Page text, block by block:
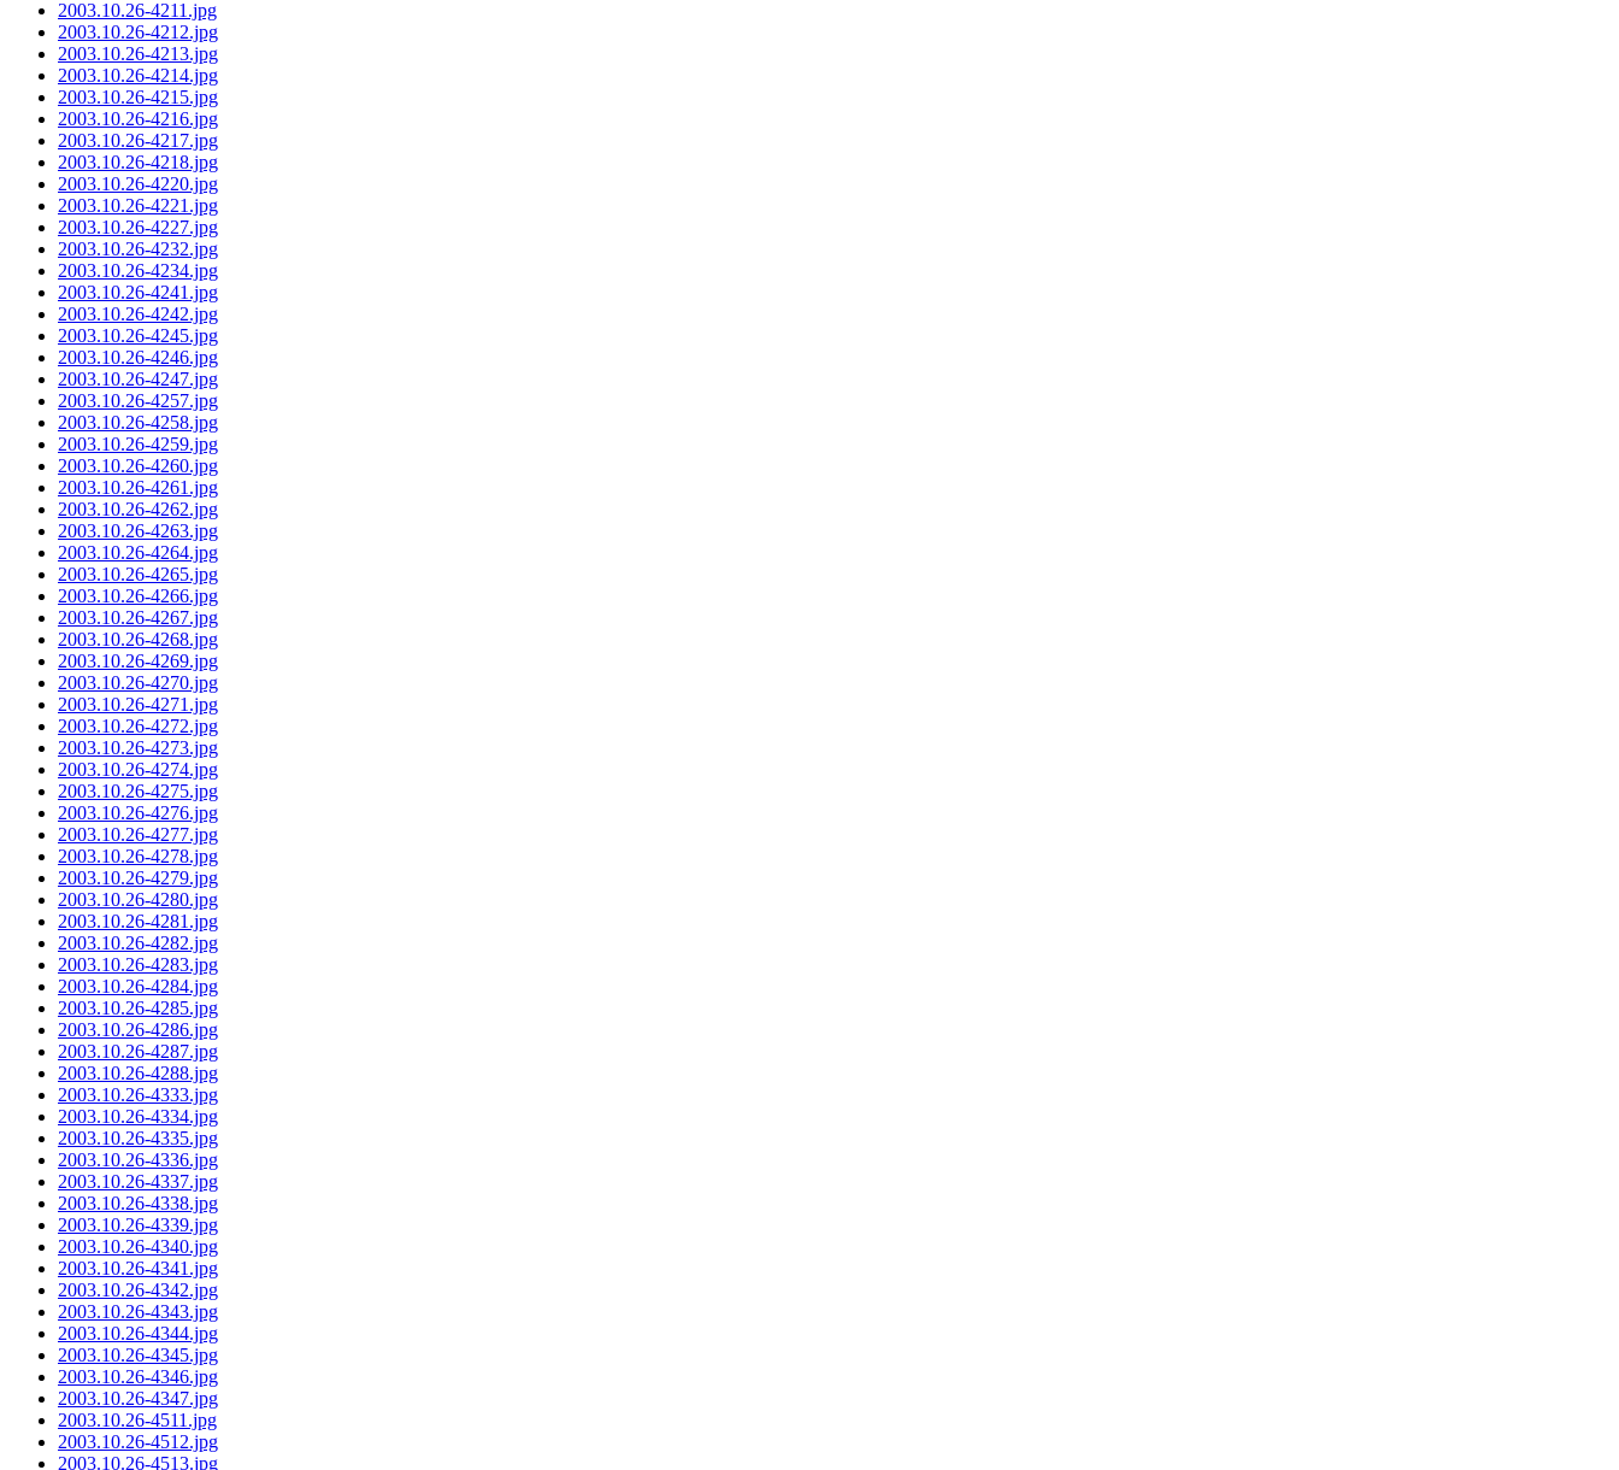
2003.10.26-4211.jpg
2003.10.26-4212.jpg
2003.10.26-4213.jpg
2003.10.26-4214.jpg
2003.10.26-4215.jpg
2003.10.26-4216.jpg
2003.10.26-4217.jpg
2003.10.26-4218.jpg
2003.10.26-4220.jpg
2003.10.26-4221.jpg
2003.10.26-4227.jpg
2003.10.26-4232.jpg
2003.10.26-4234.jpg
2003.10.26-4241.jpg
2003.10.26-4242.jpg
2003.10.26-4245.jpg
2003.10.26-4246.jpg
2003.10.26-4247.jpg
2003.10.26-4257.jpg
2003.10.26-4258.jpg
2003.10.26-4259.jpg
2003.10.26-4260.jpg
2003.10.26-4261.jpg
2003.10.26-4262.jpg
2003.10.26-4263.jpg
2003.10.26-4264.jpg
2003.10.26-4265.jpg
2003.10.26-4266.jpg
2003.10.26-4267.jpg
2003.10.26-4268.jpg
2003.10.26-4269.jpg
2003.10.26-4270.jpg
2003.10.26-4271.jpg
2003.10.26-4272.jpg
2003.10.26-4273.jpg
2003.10.26-4274.jpg
2003.10.26-4275.jpg
2003.10.26-4276.jpg
2003.10.26-4277.jpg
2003.10.26-4278.jpg
2003.10.26-4279.jpg
2003.10.26-4280.jpg
2003.10.26-4281.jpg
2003.10.26-4282.jpg
2003.10.26-4283.jpg
2003.10.26-4284.jpg
2003.10.26-4285.jpg
2003.10.26-4286.jpg
2003.10.26-4287.jpg
2003.10.26-4288.jpg
2003.10.26-4333.jpg
2003.10.26-4334.jpg
2003.10.26-4335.jpg
2003.10.26-4336.jpg
2003.10.26-4337.jpg
2003.10.26-4338.jpg
2003.10.26-4339.jpg
2003.10.26-4340.jpg
2003.10.26-4341.jpg
2003.10.26-4342.jpg
2003.10.26-4343.jpg
2003.10.26-4344.jpg
2003.10.26-4345.jpg
2003.10.26-4346.jpg
2003.10.26-4347.jpg
2003.10.26-4511.jpg
2003.10.26-4512.jpg
2003.10.26-4513.jpg